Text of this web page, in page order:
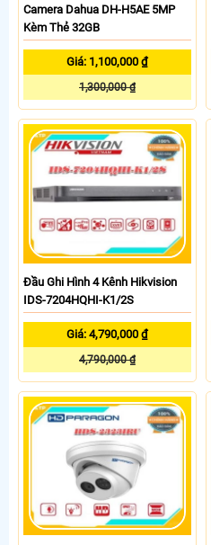
Camera Dahua DH-H5AE 5MP
Kèm Thẻ 32GB
Giá: 1,100,000 ₫
1,300,000 ₫
Đầu Ghi Hình 4 Kênh Hikvision
IDS-7204HQHI-K1/2S
Giá: 4,790,000 ₫
4,790,000 ₫